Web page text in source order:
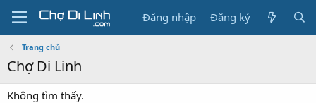
Đăng nhập Đăng ký
Trang chủ
Chợ Di Linh
Không tìm thấy.